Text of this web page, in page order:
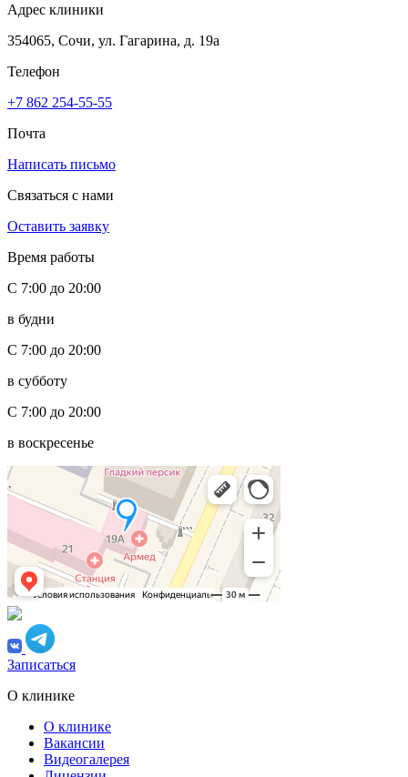
Адрес клиники
354065, Сочи, ул. Гагарина, д. 19а
Телефон
+7 862 254-55-55
Почта
Написать письмо
Связаться с нами
Оставить заявку
Время работы
С 7:00 до 20:00
в будни
С 7:00 до 20:00
в субботу
С 7:00 до 20:00
в воскресенье
Записаться
О клинике
О клинике
Вакансии
Видеогалерея